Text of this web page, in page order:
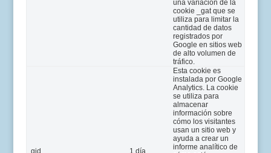
una variación de la
cookie _gat que se
utiliza para limitar la
cantidad de datos
registrados por
Google en sitios web
de alto volumen de
tráfico.
_gid 1 día
Esta cookie es
instalada por Google
Analytics. La cookie
se utiliza para
almacenar
información sobre
cómo los visitantes
usan un sitio web y
ayuda a crear un
informe analítico de